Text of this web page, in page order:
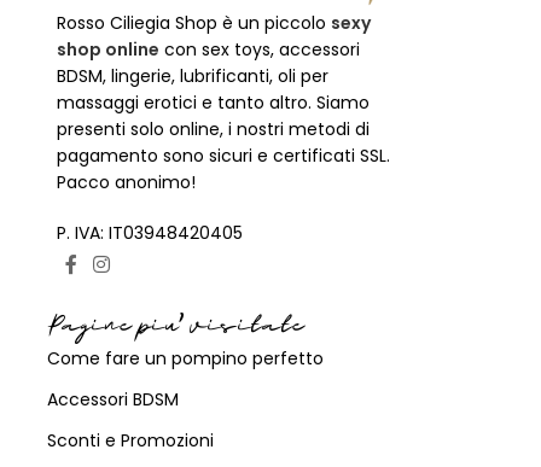
Rosso Ciliegia Shop è un piccolo sexy
shop online con sex toys, accessori
BDSM, lingerie, lubrificanti, oli per
massaggi erotici e tanto altro. Siamo
presenti solo online, i nostri metodi di
pagamento sono sicuri e certificati SSL.
Pacco anonimo!
P. IVA: IT03948420405
Pagine piu' visitate
Come fare un pompino perfetto
Accessori BDSM
Sconti e Promozioni